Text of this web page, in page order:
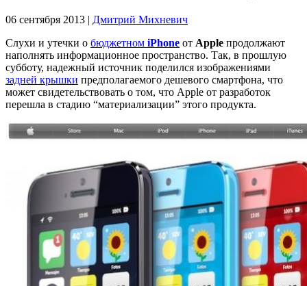
06 сентября 2013 | Дмитрий Михневич
Слухи и утечки о бюджетном iPhone от Apple продолжают
наполнять информационное пространство. Так, в прошлую
субботу, надежный источник поделился изображениями
задней крышки предполагаемого дешевого смартфона, что
может свидетельствовать о том, что Apple от разработок
перешла в стадию “материализации” этого продукта.